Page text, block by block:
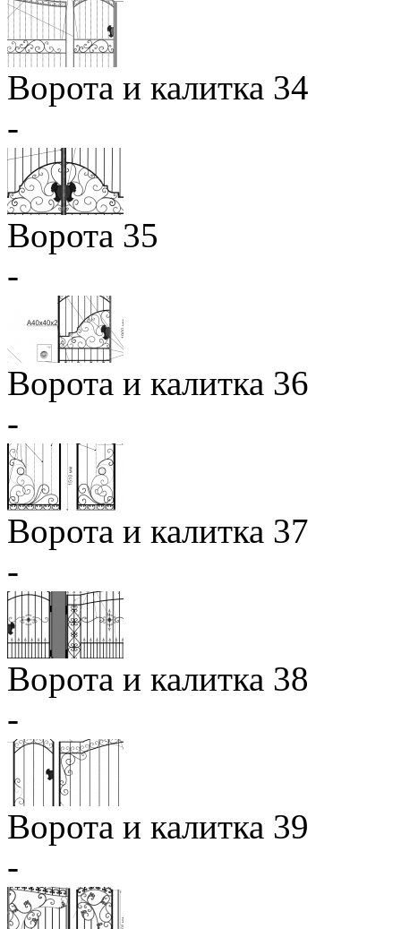
Ворота и калитка 34
-
Ворота 35
-
Ворота и калитка 36
-
Ворота и калитка 37
-
Ворота и калитка 38
-
Ворота и калитка 39
-